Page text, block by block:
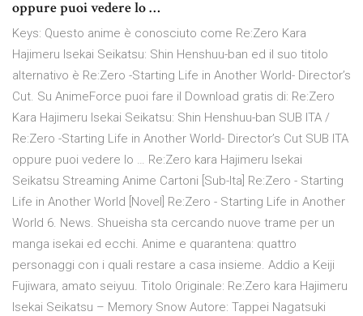
oppure puoi vedere lo …
Keys: Questo anime è conosciuto come Re:Zero Kara
Hajimeru Isekai Seikatsu: Shin Henshuu-ban ed il suo titolo
alternativo è Re:Zero -Starting Life in Another World- Director’s
Cut. Su AnimeForce puoi fare il Download gratis di: Re:Zero
Kara Hajimeru Isekai Seikatsu: Shin Henshuu-ban SUB ITA /
Re:Zero -Starting Life in Another World- Director’s Cut SUB ITA
oppure puoi vedere lo … Re:Zero kara Hajimeru Isekai
Seikatsu Streaming Anime Cartoni [Sub-Ita] Re:Zero - Starting
Life in Another World [Novel] Re:Zero - Starting Life in Another
World 6. News. Shueisha sta cercando nuove trame per un
manga isekai ed ecchi. Anime e quarantena: quattro
personaggi con i quali restare a casa insieme. Addio a Keiji
Fujiwara, amato seiyuu. Titolo Originale: Re:Zero kara Hajimeru
Isekai Seikatsu – Memory Snow Autore: Tappei Nagatsuki